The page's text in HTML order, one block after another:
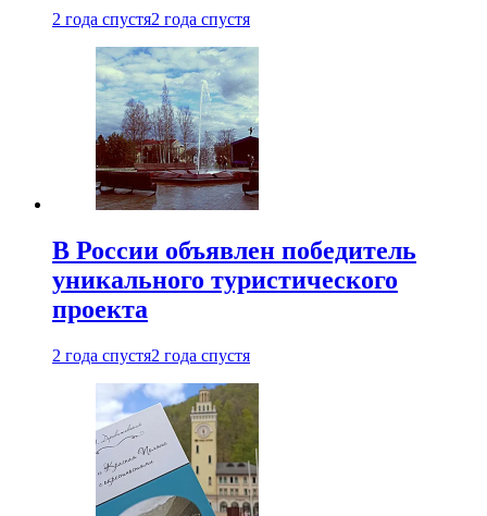
2 года спустя2 года спустя
В России объявлен победитель
уникального туристического
проекта
2 года спустя2 года спустя